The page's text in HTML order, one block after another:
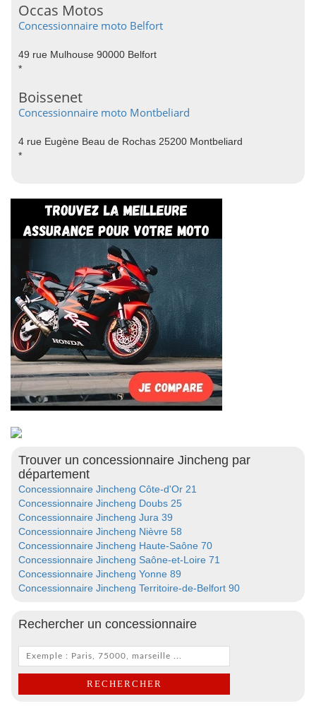
Occas Motos
Concessionnaire moto Belfort
49 rue Mulhouse 90000 Belfort
*
Boissenet
Concessionnaire moto Montbeliard
4 rue Eugène Beau de Rochas 25200 Montbeliard
*
Trouver un concessionnaire Jincheng par
département
Concessionnaire Jincheng Côte-d'Or 21
Concessionnaire Jincheng Doubs 25
Concessionnaire Jincheng Jura 39
Concessionnaire Jincheng Nièvre 58
Concessionnaire Jincheng Haute-Saône 70
Concessionnaire Jincheng Saône-et-Loire 71
Concessionnaire Jincheng Yonne 89
Concessionnaire Jincheng Territoire-de-Belfort 90
Rechercher un concessionnaire